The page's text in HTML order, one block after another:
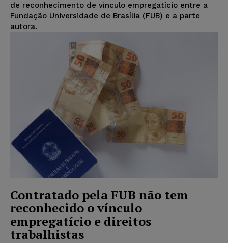
de reconhecimento de vínculo empregatício entre a
Fundação Universidade de Brasília (FUB) e a parte
autora.
Contratado pela FUB não tem
reconhecido o vínculo
empregatício e direitos
trabalhistas